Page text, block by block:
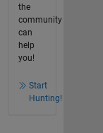
the
community
can
help
you!
Start
Hunting!